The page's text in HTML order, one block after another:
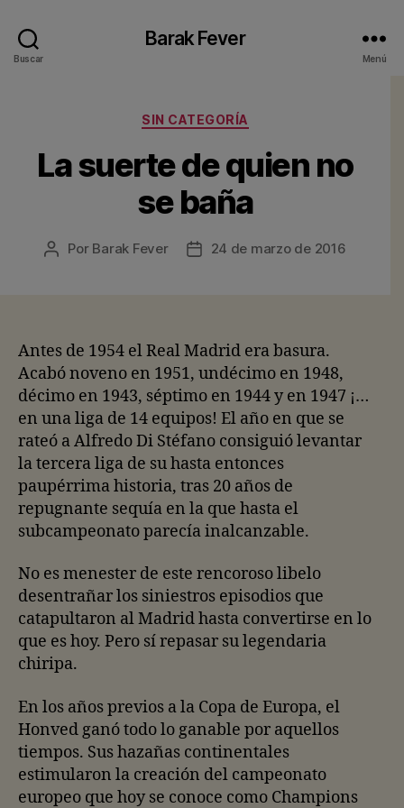
Buscar
Barak Fever
Menú
Categorías
SIN CATEGORÍA
La suerte de quien no
se baña
Autor
Por Barak Fever
Fecha24 de marzo de 2016
Antes de 1954 el Real Madrid era basura.
Acabó noveno en 1951, undécimo en 1948,
décimo en 1943, séptimo en 1944 y en 1947 ¡…
en una liga de 14 equipos! El año en que se
rateó a Alfredo Di Stéfano consiguió levantar
la tercera liga de su hasta entonces
paupérrima historia, tras 20 años de
repugnante sequía en la que hasta el
subcampeonato parecía inalcanzable.
No es menester de este rencoroso libelo
desentrañar los siniestros episodios que
catapultaron al Madrid hasta convertirse en lo
que es hoy. Pero sí repasar su legendaria
chiripa.
En los años previos a la Copa de Europa, el
Honved ganó todo lo ganable por aquellos
tiempos. Sus hazañas continentales
estimularon la creación del campeonato
europeo que hoy se conoce como Champions